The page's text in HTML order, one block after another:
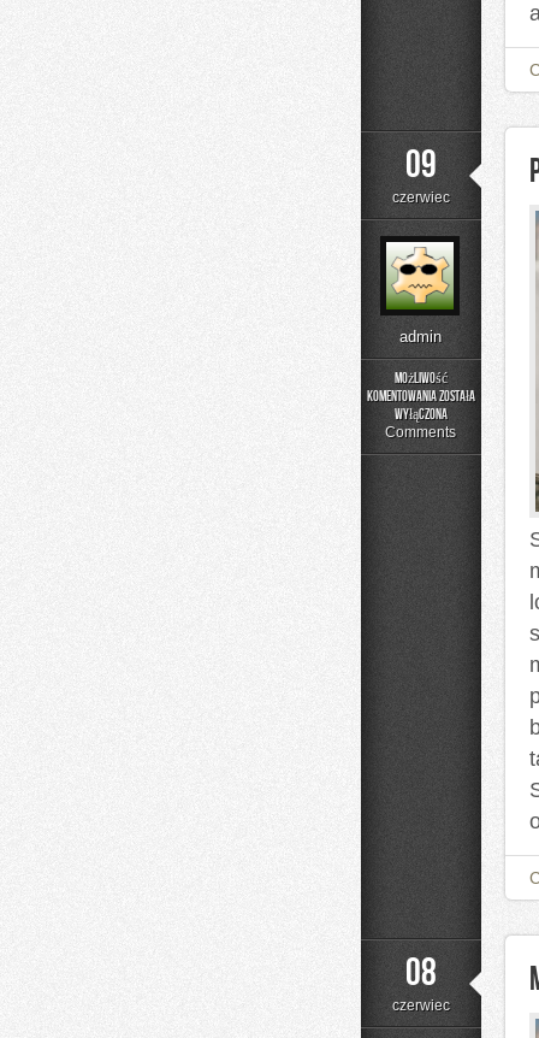
09
czerwiec
admin
Możliwość
komentowania
Podstawy
Matematyki
została
wyłączona
Comments
08
czerwiec